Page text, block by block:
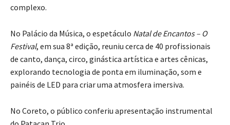
complexo.
No Palácio da Música, o espetáculo Natal de Encantos – O
Festival, em sua 8ª edição, reuniu cerca de 40 profissionais
de canto, dança, circo, ginástica artística e artes cênicas,
explorando tecnologia de ponta em iluminação, som e
painéis de LED para criar uma atmosfera imersiva.
No Coreto, o público conferiu apresentação instrumental